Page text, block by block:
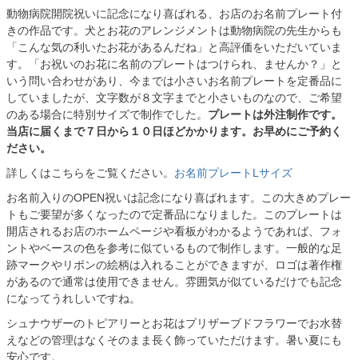
動物病院開院祝いに記念になり喜ばれる、お店のお名前プレート付
きの作品です。犬とお花のアレンジメントは動物病院の先生からも
「こんな気の利いたお花があるんだね」と高評価をいただいていま
す。「お祝いのお花に名前のプレートはつけられ、ませんか？」と
いう問い合わせがあり、今までは小さいお名前プレートを定番品に
していましたが、文字数が８文字までと小さいものなので、ご希望
のある場合に特別サイズで制作でした。 プレートは外注制作です。
当店に届くまで７日から１０日ほどかかります。お早めにご予約く
ださい。
詳しくはこちらをご覧ください。 お名前プレートLサイズ
お名前入りのOPEN祝いは記念になり喜ばれます。この大きめプレー
トもご要望が多くなったので定番品になりました。このプレートは
開店されるお店のホームページや看板がわかるようであれば、フォ
ントやベースの色を参考に似ているもので制作します。一般的な足
跡マークやリボンの絵柄は入れることができますが、ロゴは著作権
があるので通常は使用できません。雰囲気が似ているだけでも記念
になってうれしいですね。
シュナウザーのトピアリーとお花はプリザーブドフラワーでお水替
えなどの管理はなくそのまま長く飾っていただけます。暑い夏にも
安心です。